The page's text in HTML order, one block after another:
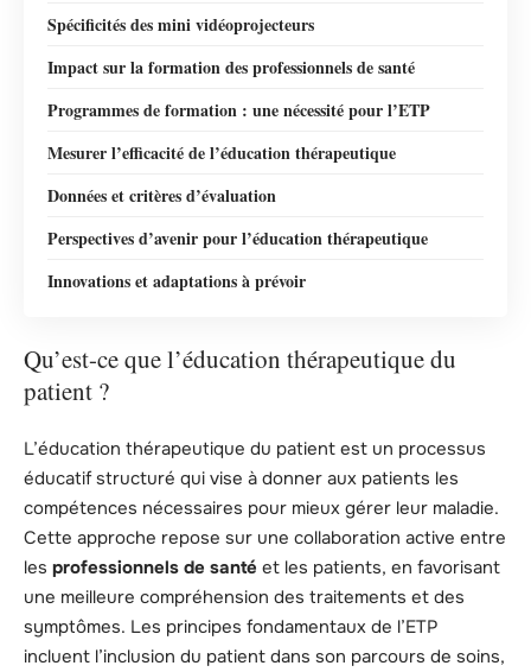
Spécificités des mini vidéoprojecteurs
Impact sur la formation des professionnels de santé
Programmes de formation : une nécessité pour l’ETP
Mesurer l’efficacité de l’éducation thérapeutique
Données et critères d’évaluation
Perspectives d’avenir pour l’éducation thérapeutique
Innovations et adaptations à prévoir
Qu’est-ce que l’éducation thérapeutique du
patient ?
L’éducation thérapeutique du patient est un processus
éducatif structuré qui vise à donner aux patients les
compétences nécessaires pour mieux gérer leur maladie.
Cette approche repose sur une collaboration active entre
les professionnels de santé et les patients, en favorisant
une meilleure compréhension des traitements et des
symptômes. Les principes fondamentaux de l’ETP
incluent l’inclusion du patient dans son parcours de soins,